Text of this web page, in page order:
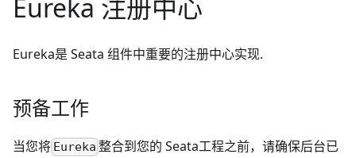
Eureka 注册中心
Eureka是 Seata 组件中重要的注册中心实现.
预备工作
当您将 Eureka 整合到您的 Seata工程之前，请确保后台已